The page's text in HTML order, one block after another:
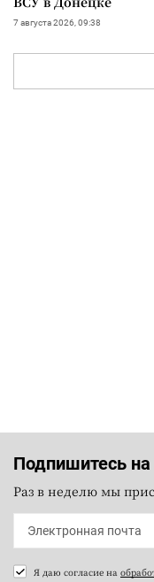
7 августа 2026, 09:38
Подпишитесь
Раз в неделю мы
Я даю согласие на